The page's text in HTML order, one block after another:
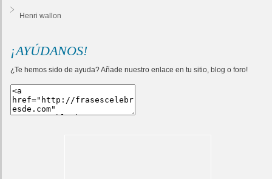
Henri wallon
¡AYÚDANOS!
¿Te hemos sido de ayuda? Añade nuestro enlace en tu sitio, blog o foro!